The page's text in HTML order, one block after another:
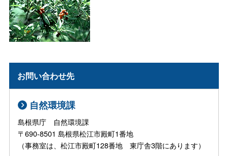
お問い合わせ先
自然環境課
島根県庁 自然環境課
〒690-8501 島根県松江市殿町1番地
（事務室は、松江市殿町128番地 東庁舎3階にあります）